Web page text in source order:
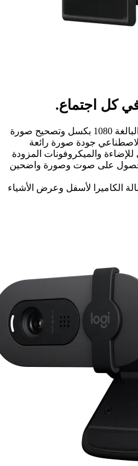
كل اجتماع.
توفر الدقة العالية الكاملة البالغة 1080 بكسل وتصحيح صورة
الاصطناعي جودة صورة رائعة
والميكروفونات المزودة
على صوت وصورة واضحين
الكاميرا لأسفل وعرض الأشياء